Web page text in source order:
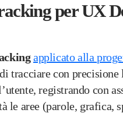
per UX
applicato alla
tracciare con precisione
registrando con
le aree (parole, grafica,